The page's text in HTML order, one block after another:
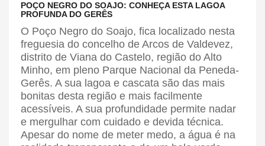
POÇO NEGRO DO SOAJO: CONHEÇA ESTA LAGOA
PROFUNDA DO GERÊS
O Poço Negro do Soajo, fica localizado nesta
freguesia do concelho de Arcos de Valdevez,
distrito de Viana do Castelo, região do Alto
Minho, em pleno Parque Nacional da Peneda-
Gerês. A sua lagoa e cascata são das mais
bonitas desta região e mais facilmente
acessíveis. A sua profundidade permite nadar
e mergulhar com cuidado e devida técnica.
Apesar do nome de meter medo, a água é na